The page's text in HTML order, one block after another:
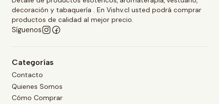
decoración y tabaquería . En Vishv.cl usted podrá comprar
productos de calidad al mejor precio.
Síguenos
Categorías
Contacto
Quienes Somos
Cómo Comprar